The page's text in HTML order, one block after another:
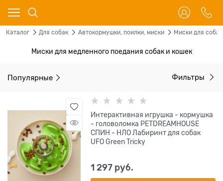
Каталог Для собак Автокормушки, поилки, миски Миски для собак
Миски для медленного поедания собак и кошек
Популярные Фильтры
Интерактивная игрушка - кормушка
- головоломка PETDREAMHOUSE
СПИН - НЛО Лабиринт для собак
UFO Green Tricky
1 297 руб.